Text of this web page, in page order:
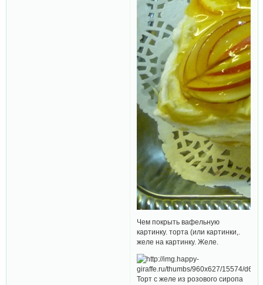
Чем покрыть вафельную
картинку. торта (или картинки,.
желе на картинку. Желе.
Торт с желе из розового сиропа